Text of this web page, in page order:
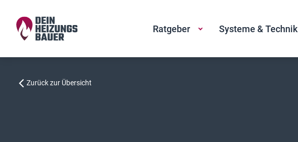
Ratgeber Systeme & Technik
Zurück zur Übersicht